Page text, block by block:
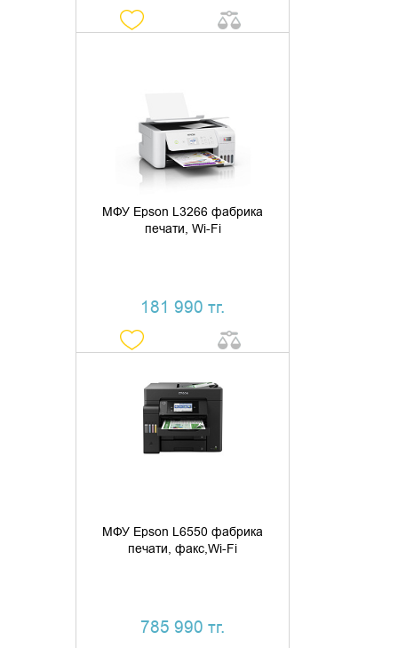
МФУ Epson L3266 фабрика
печати, Wi-Fi
181 990 тг.
КУПИТЬ В 1 КЛИК
МФУ Epson L6550 фабрика
печати, факс,Wi-Fi
785 990 тг.
ДОБАВИТЬ В КОРЗИНУ
КУПИТЬ В 1 КЛИК